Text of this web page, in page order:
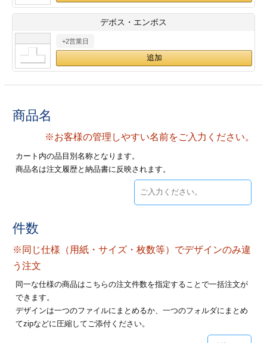
ード印刷
印刷
ファイル印刷
ァイル印刷
印刷
形マル型
印刷
名刺印刷
ムカード印刷
刷
カード印刷
フォルダー
14
15 16 17 18
19
25
26
28
29 30
デボス・エンボス
+2営業日
商品名
※お客様の管理しやすい名前をご入力ください。
カート内の品目別名称となります。
商品名は注文履歴と納品書に反映されます。
件数
※同じ仕様（用紙・サイズ・枚数等）でデザインのみ違
う注文
同一な仕様の商品はこちらの注文件数を指定することで一括注文が
できます。
デザインは一つのファイルにまとめるか、一つのフォルダにまとめ
てzipなどに圧縮してご添付ください。